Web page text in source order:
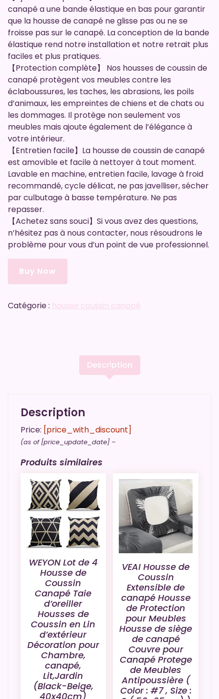
canapé a une bande élastique en bas pour garantir
que la housse de canapé ne glisse pas ou ne se
froisse pas sur le canapé. La conception de la bande
élastique rend notre installation et notre retrait plus
faciles et plus pratiques.
【Protection complète】 Nos housses de coussin de
canapé protègent vos meubles contre les
éclaboussures, les taches, les abrasions, les poils
d’animaux, les empreintes de chiens et de chats ou
les dommages. Il protège non seulement vos
meubles mais ajoute également de l’élégance à
votre intérieur.
【Entretien facile】La housse de coussin de canapé
est amovible et facile à nettoyer à tout moment.
Lavable en machine, entretien facile, lavage à froid
recommandé, cycle délicat, ne pas javelliser, sécher
par culbutage à basse température. Ne pas
repasser.
【Achetez sans souci】Si vous avez des questions,
n’hésitez pas à nous contacter, nous résoudrons le
problème pour vous d’un point de vue professionnel.
Buy Now
Catégorie : housse coussin canapé
Description
Description
Price: [price_with_discount]
(as of [price_update_date] –
Produits similaires
WEYON Lot de 4
Housse de
Coussin
Canapé Taie
d’oreiller
Housses de
Coussin en Lin
d’extérieur
Décoration pour
Chambre,
canapé,
Lit,Jardin
(Black-Beige,
40x40cm)
VEAI Housse de
Coussin
Extensible de
canapé Housse
de Protection
pour Meubles
Housse de siège
de canapé
Couvre pour
Canapé Protege
de Meubles
Antipoussière (
Color : #7 , Size :